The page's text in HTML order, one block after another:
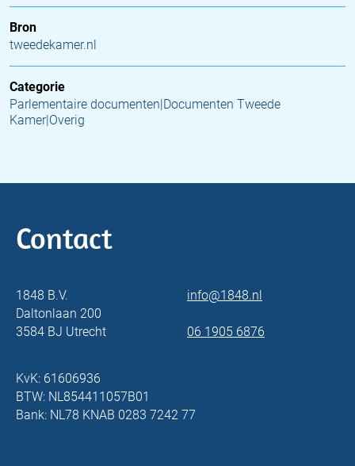
Bron
tweedekamer.nl
Categorie
Parlementaire documenten|Documenten Tweede
Kamer|Overig
Contact
1848 B.V.
Daltonlaan 200
3584 BJ Utrecht
info@1848.nl
06 1905 6876
KvK: 61606936
BTW: NL854411057B01
Bank: NL78 KNAB 0283 7242 77